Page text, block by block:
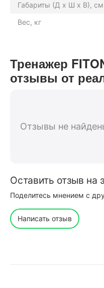
Габариты (Д х Ш х В), см
Вес, кг
Тренажер
отзывы от
Отзывы не
Оставить отзыв на
Поделитесь мнением с
Написать отзыв